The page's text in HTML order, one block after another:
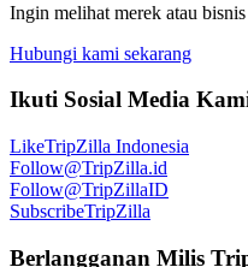
Ingin melihat merek atau
Hubungi kami sekarang
Ikuti Sosial Media
LikeTripZilla Indonesia
Follow@TripZilla.id
Follow@TripZillaID
SubscribeTripZilla
Berlangganan Milis